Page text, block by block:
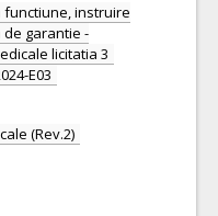
instruire
garantie -
licitatia 3
E03
(Rev.2)